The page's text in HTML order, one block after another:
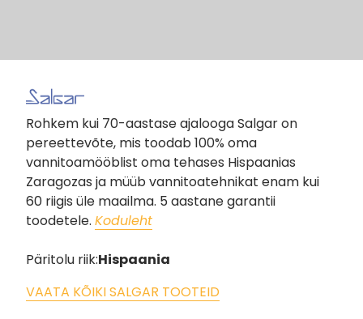
Rohkem kui 70-aastase ajalooga Salgar on
pereettevõte, mis toodab 100% oma
vannitoamööblist oma tehases Hispaanias
Zaragozas ja müüb vannitoatehnikat enam kui
60 riigis üle maailma. 5 aastane garantii
toodetele. Koduleht
Päritolu riik:Hispaania
VAATA KÕIKI SALGAR TOOTEID